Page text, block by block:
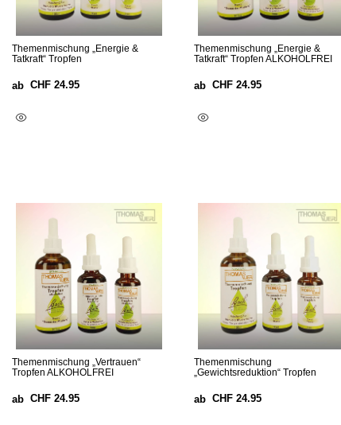
Themenmischung „Energie &
Tatkraft“ Tropfen
ab CHF 24.95
Themenmischung „Energie &
Tatkraft“ Tropfen ALKOHOLFREI
ab CHF 24.95
Themenmischung „Vertrauen“
Tropfen ALKOHOLFREI
ab CHF 24.95
Themenmischung
„Gewichtsreduktion“ Tropfen
ab CHF 24.95